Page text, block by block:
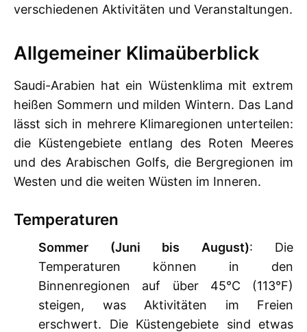
verschiedenen Aktivitäten und Veranstaltungen.
Allgemeiner Klimaüberblick
Saudi-Arabien hat ein Wüstenklima mit extrem
heißen Sommern und milden Wintern. Das Land
lässt sich in mehrere Klimaregionen unterteilen:
die Küstengebiete entlang des Roten Meeres
und des Arabischen Golfs, die Bergregionen im
Westen und die weiten Wüsten im Inneren.
Temperaturen
Sommer (Juni bis August): Die
Temperaturen können in den
Binnenregionen auf über 45°C (113°F)
steigen, was Aktivitäten im Freien
erschwert. Die Küstengebiete sind etwas